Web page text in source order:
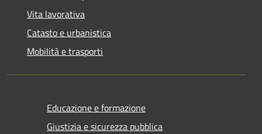
Vita lavorativa
Catasto e urbanistica
Mobilità e trasporti
Educazione e formazione
Giustizia e sicurezza pubblica